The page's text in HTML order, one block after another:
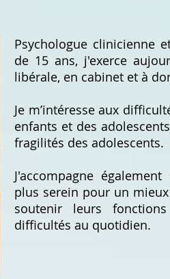
Psychologue clinicienne
de 15 ans, j'exerce
libérale, en cabinet et à
Je m’intéresse aux
enfants et des
fragilités des adolescents.
J'accompagne
plus serein pour un
soutenir leurs
difficultés au quotidien.